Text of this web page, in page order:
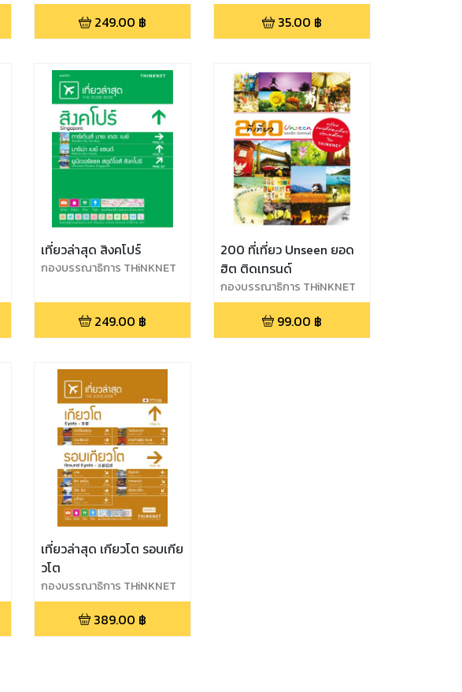
249.00 ฿ 35.00 ฿
เที่ยวล่าสุด สิงคโปร์
กองบรรณาธิการ THiNKNET
249.00 ฿
200 ที่เที่ยว Unseen ยอด
ฮิต ติดเทรนด์
กองบรรณาธิการ THiNKNET
99.00 ฿
เที่ยวล่าสุด เกียวโต รอบเกีย
วโต
กองบรรณาธิการ THiNKNET
389.00 ฿